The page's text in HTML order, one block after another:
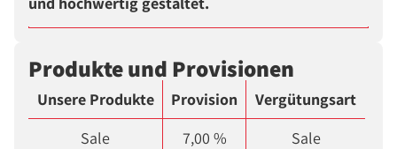
Produkte und Provisionen
Unsere Produkte Provision
Vergütungsart
Sale
7,00 % Sale